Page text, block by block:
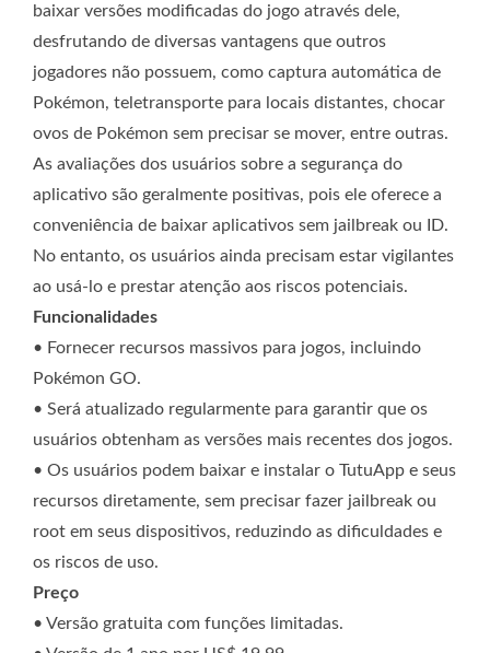
baixar versões modificadas do jogo através dele,
desfrutando de diversas vantagens que outros
jogadores não possuem, como captura automática de
Pokémon, teletransporte para locais distantes, chocar
ovos de Pokémon sem precisar se mover, entre outras.
As avaliações dos usuários sobre a segurança do
aplicativo são geralmente positivas, pois ele oferece a
conveniência de baixar aplicativos sem jailbreak ou ID.
No entanto, os usuários ainda precisam estar vigilantes
ao usá-lo e prestar atenção aos riscos potenciais.
Funcionalidades
• Fornecer recursos massivos para jogos, incluindo
Pokémon GO.
• Será atualizado regularmente para garantir que os
usuários obtenham as versões mais recentes dos jogos.
• Os usuários podem baixar e instalar o TutuApp e seus
recursos diretamente, sem precisar fazer jailbreak ou
root em seus dispositivos, reduzindo as dificuldades e
os riscos de uso.
Preço
• Versão gratuita com funções limitadas.